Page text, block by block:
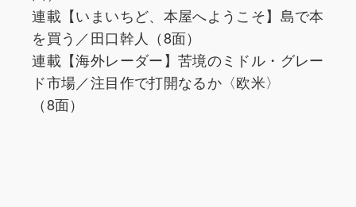
連載【いまいちど、本屋へようこそ】島で本
を買う／田口幹人（8面）
連載【海外レーダー】苦境のミドル・グレー
ド市場／注目作で打開なるか〈欧米〉
（8面）